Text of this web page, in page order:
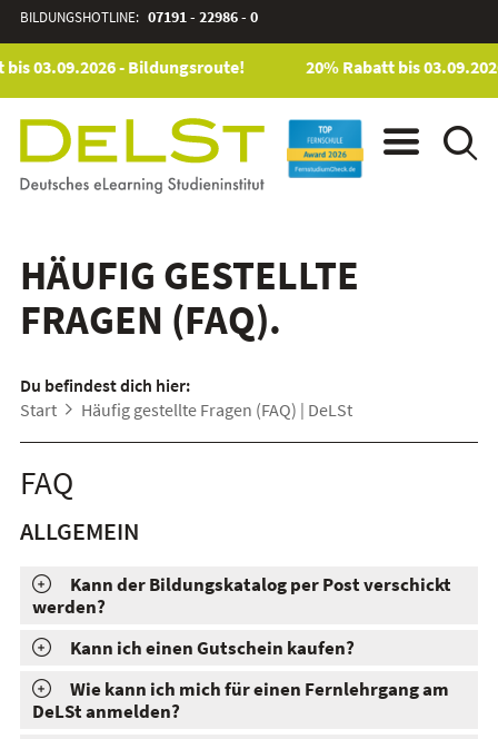
BILDUNGSHOTLINE: 07191 - 22986 - 0
03.09.2026 - Bildungsroute! 20% Rabatt bis
HÄUFIG GESTELLTE
FRAGEN (FAQ).
Du befindest dich hier:
Start
Häufig gestellte Fragen (FAQ) | DeLSt
FAQ
ALLGEMEIN
Kann der Bildungskatalog per Post verschickt
werden?
Kann ich einen Gutschein kaufen?
Wie kann ich mich für einen Fernlehrgang am
DeLSt anmelden?